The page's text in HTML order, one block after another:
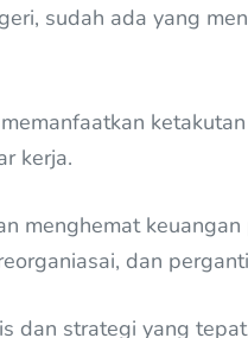
sudah ada yang
kerja.
menghemat keuangan
dan
dan strategi yang